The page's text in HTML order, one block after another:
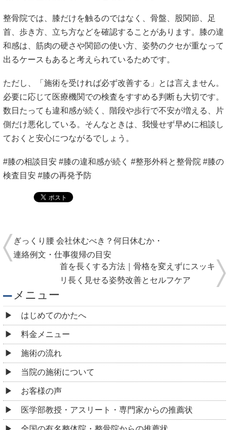
整骨院では、膝だけを触るのではなく、骨盤、股関節、足
首、歩き方、立ち方などを確認することがあります。膝の違
和感は、筋肉の硬さや関節の使い方、姿勢のクセが重なって
出るケースもあると考えられているためです。
ただし、「施術を受ければ必ず改善する」とは言えません。
必要に応じて医療機関での検査をすすめる判断も大切です。
数日たっても違和感が続く、階段や歩行で不安が増える、片
側だけ悪化している。そんなときは、我慢せず早めに相談し
ておくと安心につながるでしょう。
#膝の相談目安 #膝の違和感が続く #整形外科と整骨院 #膝の
検査目安 #膝の再発予防
ぎっくり腰 会社休むべき？何日休むか・
連絡例文・仕事復帰の目安
首を長くする方法｜骨格を変えずにスッキ
リ長く見せる姿勢改善とセルフケア
メニュー
はじめてのかたへ
料金メニュー
施術の流れ
当院の施術について
お客様の声
医学部教授・アスリート・専門家からの推薦状